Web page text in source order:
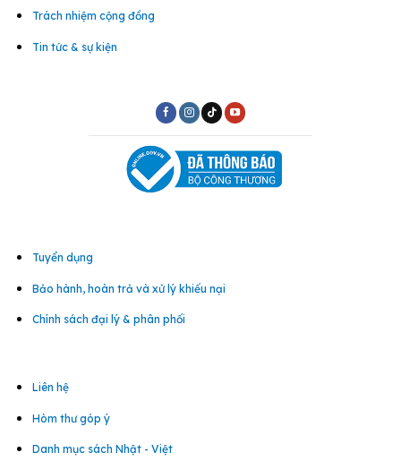
Trách nhiệm cộng đồng
Tin tức & sự kiện
Tuyển dụng
Bảo hành, hoàn trả và xử lý khiếu nại
Chính sách đại lý & phân phối
Liên hệ
Hòm thư góp ý
Danh mục sách Nhật - Việt